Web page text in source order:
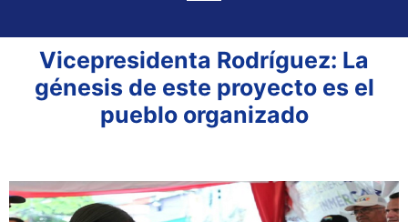
Vicepresidenta Rodríguez: La
génesis de este proyecto es el
pueblo organizado